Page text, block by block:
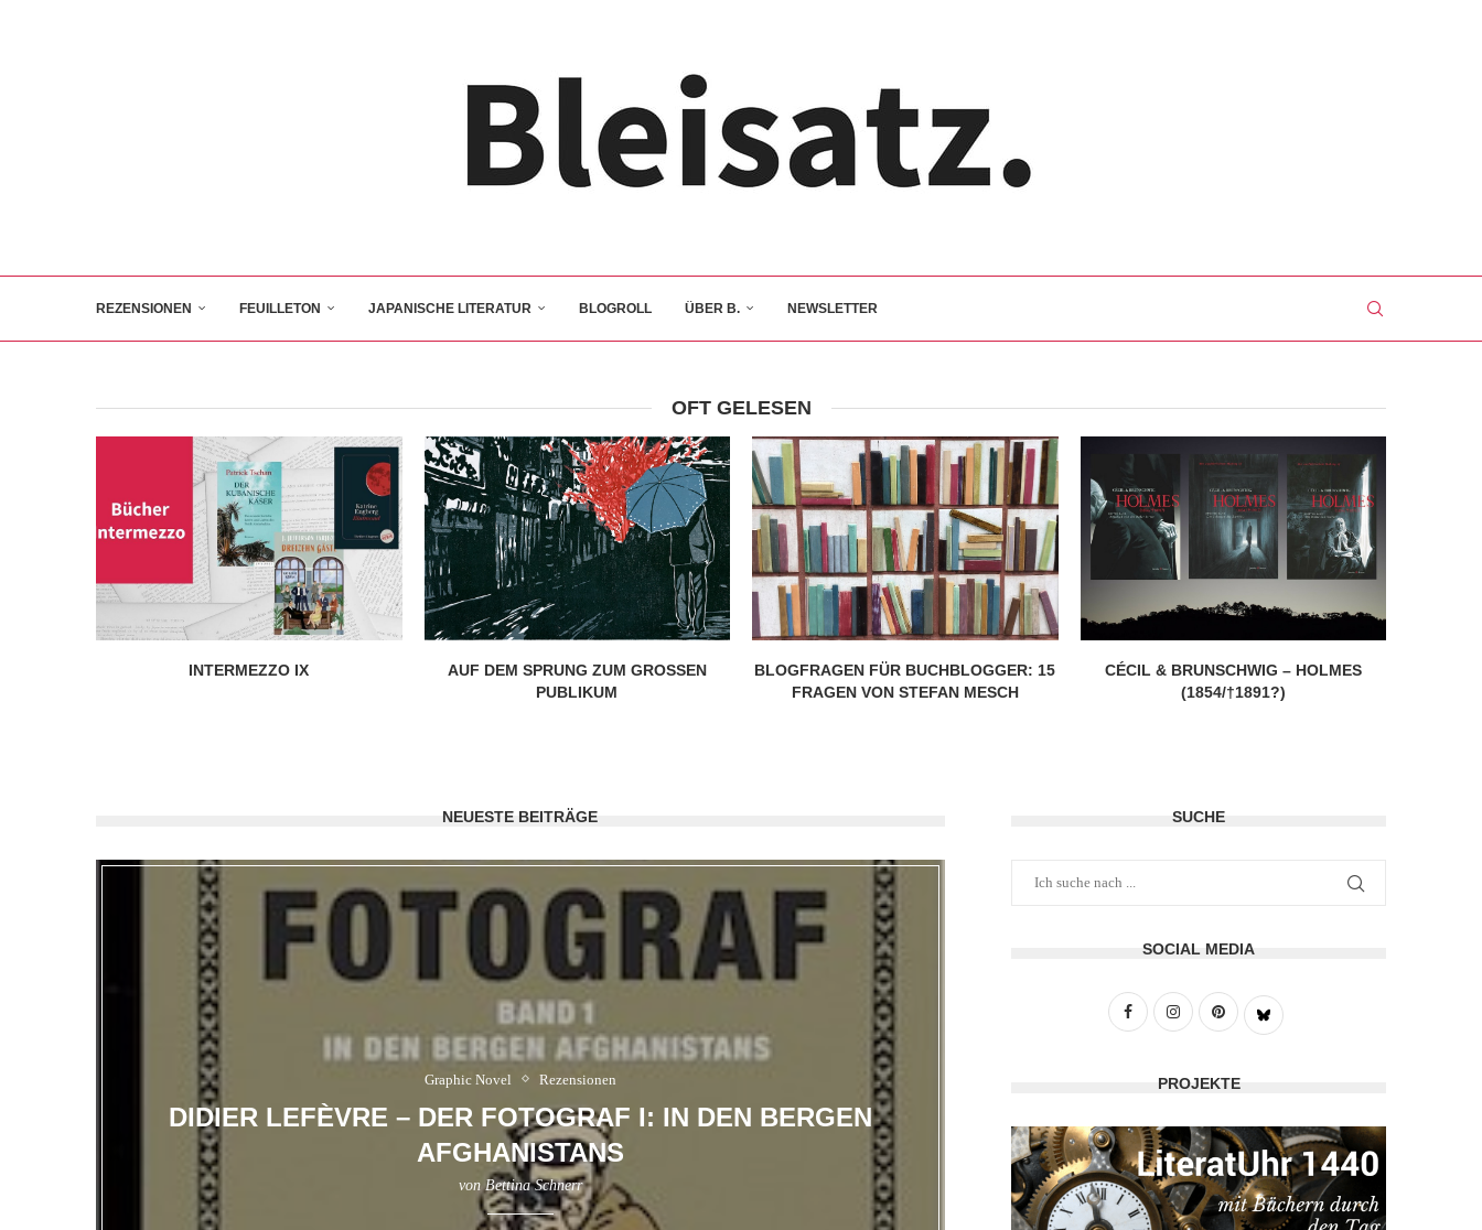
REZENSIONEN FEUILLETON JAPANISCHE LITERATUR BLOGROLL ÜBER B. NEWSLETTER
OFT GELESEN
INTERMEZZO IX
AUF DEM SPRUNG ZUM GROSSEN P
UBLIKUM
BLOGFRAGEN FÜR BUCHBLOGGER: 15
FRAGEN VON STEFAN MESCH
CÉCIL & BRUNSCHWIG – HOLMES
(1854/†1891?)
NEUESTE BEITRÄGE
Graphic Novel Rezensionen
DIDIER LEFÈVRE – DER FOTOGRAF I: IN DEN BERGEN
AFGHANISTANS
vonBettina Schnerr
SUCHE
SOCIAL MEDIA
PROJEKTE